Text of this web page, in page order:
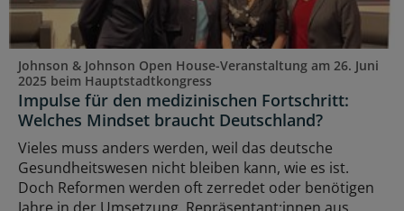
Johnson & Johnson Open House-Veranstaltung am 26. Juni
2025 beim Hauptstadtkongress
Impulse für den medizinischen Fortschritt:
Welches Mindset braucht Deutschland?
Vieles muss anders werden, weil das deutsche
Gesundheitswesen nicht bleiben kann, wie es ist.
Doch Reformen werden oft zerredet oder benötigen